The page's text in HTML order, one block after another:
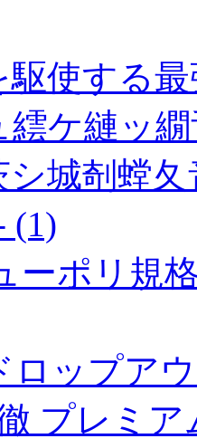
駆使する
ケ縺ッ
城剞螳
(1)
ーポリ規
ロップア
プレミア